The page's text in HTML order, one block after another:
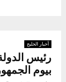
أخبار الخليج
رئيس
بيوم